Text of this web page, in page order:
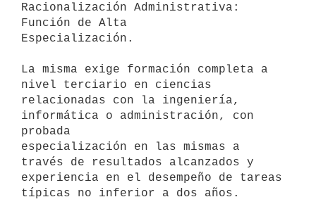
Racionalización Administrativa:
Función de Alta
Especialización.
La misma exige formación completa a
nivel terciario en ciencias
relacionadas con la ingeniería,
informática o administración, con
probada
especialización en las mismas a
través de resultados alcanzados y
experiencia en el desempeño de tareas